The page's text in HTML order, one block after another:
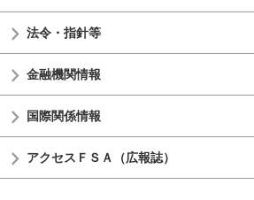
法令・指針等
金融機関情報
国際関係情報
アクセスＦＳＡ（広報誌）